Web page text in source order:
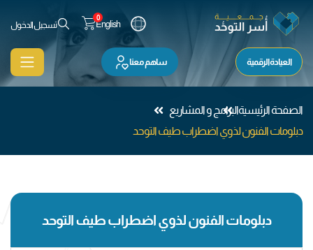
English
0
تسجيل الدخول
العيادة الرقمية ساهم معنا
الصفحة الرئيسيةالبرامج و المشاريع
دبلومات الفنون لذوي اضطراب طيف التوحد
دبلومات الفنون لذوي اضطراب طيف التوحد